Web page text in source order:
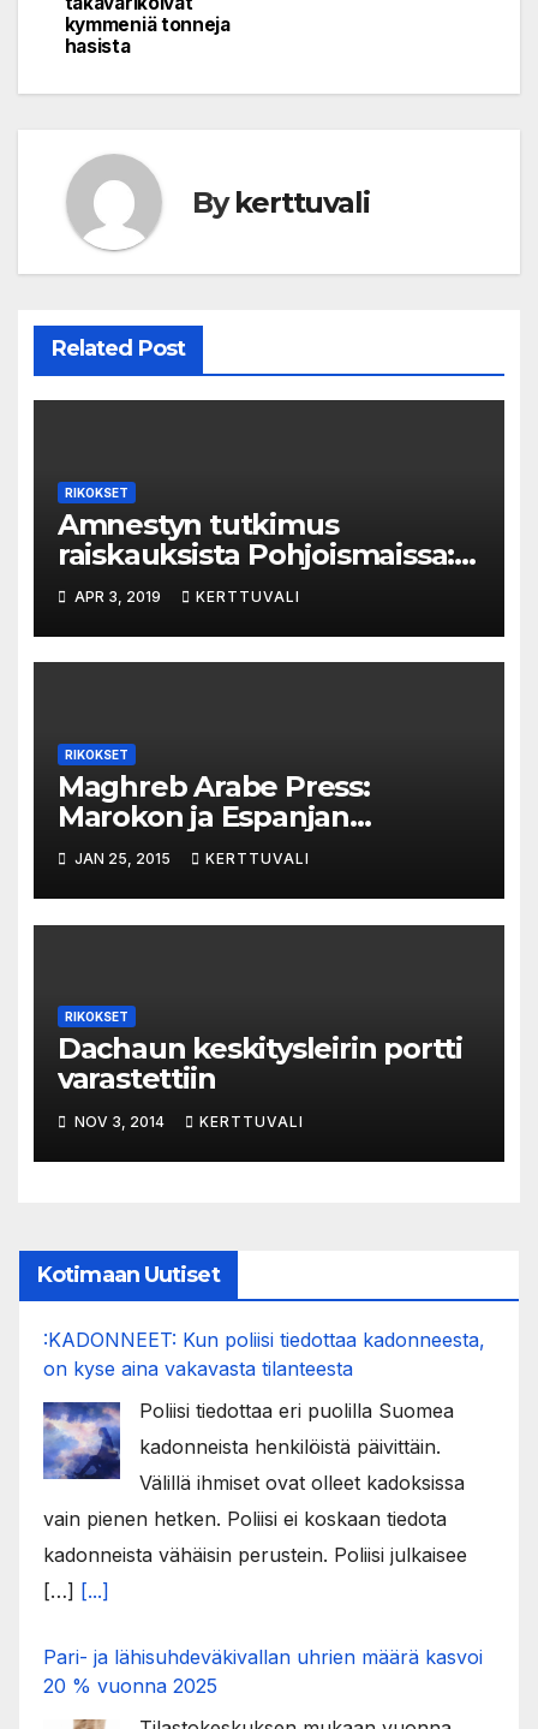
kymmeniä tonneja
hasista
Bykerttuvali
Related Post
RIKOKSET
Amnestyn tutkimus
raiskauksista Pohjoismaissa:
Rikosprosessit
piittaamattomia ja lait
vanhentuneita
APR 3, 2019 KERTTUVALI
RIKOKSET
Maghreb Arabe Press:
Marokon ja Espanjan
viranomaiset takavarikoivat
kymmeniä tonneja hasista
JAN 25, 2015 KERTTUVALI
RIKOKSET
Dachaun keskitysleirin portti
varastettiin
NOV 3, 2014 KERTTUVALI
Kotimaan Uutiset
:KADONNEET: Kun poliisi tiedottaa kadonneesta,
on kyse aina vakavasta tilanteesta
Poliisi tiedottaa eri puolilla Suomea
kadonneista henkilöistä päivittäin.
Välillä ihmiset ovat olleet kadoksissa
vain pienen hetken. Poliisi ei koskaan tiedota
kadonneista vähäisin perustein. Poliisi julkaisee
[…] [...]
Pari- ja lähisuhdeväkivallan uhrien määrä kasvoi
20 % vuonna 2025